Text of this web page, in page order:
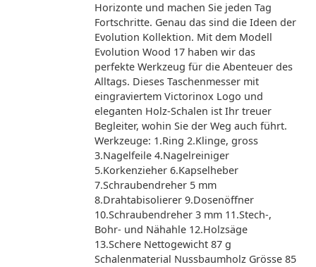
Horizonte und machen Sie jeden Tag
Fortschritte. Genau das sind die Ideen der
Evolution Kollektion. Mit dem Modell
Evolution Wood 17 haben wir das
perfekte Werkzeug für die Abenteuer des
Alltags. Dieses Taschenmesser mit
eingraviertem Victorinox Logo und
eleganten Holz-Schalen ist Ihr treuer
Begleiter, wohin Sie der Weg auch führt.
Werkzeuge: 1.Ring 2.Klinge, gross
3.Nagelfeile 4.Nagelreiniger
5.Korkenzieher 6.Kapselheber
7.Schraubendreher 5 mm
8.Drahtabisolierer 9.Dosenöffner
10.Schraubendreher 3 mm 11.Stech-,
Bohr- und Nähahle 12.Holzsäge
13.Schere Nettogewicht 87 g
Schalenmaterial Nussbaumholz Grösse 85